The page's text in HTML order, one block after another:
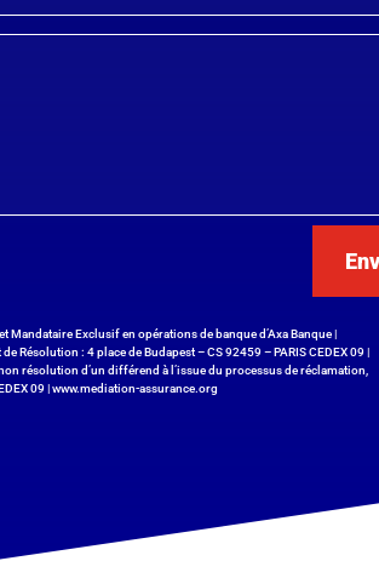
Mandataire Exclusif en opérations de banque d’Axa Banque |
Résolution : 4 place de Budapest – CS 92459 – PARIS CEDEX 09 |
résolution d’un différend à l’issue du processus de réclamation,
09 |www.mediation-assurance.org